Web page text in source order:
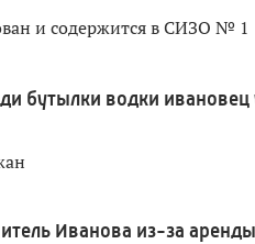
и содержится в СИЗО № 1
бутылки водки
Иванова из-за